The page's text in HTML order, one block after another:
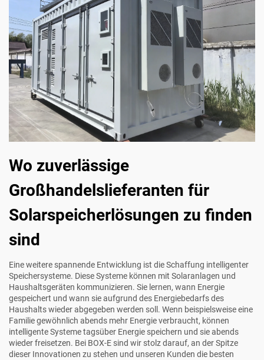
Wo zuverlässige
Großhandelslieferanten für
Solarspeicherlösungen zu finden
sind
Eine weitere spannende Entwicklung ist die Schaffung intelligenter
Speichersysteme. Diese Systeme können mit Solaranlagen und
Haushaltsgeräten kommunizieren. Sie lernen, wann Energie
gespeichert und wann sie aufgrund des Energiebedarfs des
Haushalts wieder abgegeben werden soll. Wenn beispielsweise eine
Familie gewöhnlich abends mehr Energie verbraucht, können
intelligente Systeme tagsüber Energie speichern und sie abends
wieder freisetzen. Bei BOX-E sind wir stolz darauf, an der Spitze
dieser Innovationen zu stehen und unseren Kunden die besten